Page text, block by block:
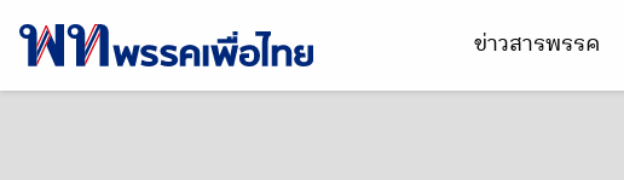
ข่าวสารพรรค